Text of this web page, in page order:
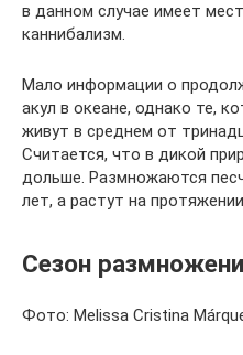
в данном случае имеет
каннибализм.
Мало информации о
акул в океане, однако те,
живут в среднем от
Считается, что в дикой
дольше. Размножаются
лет, а растут на
Сезон
Фото: Melissa Cristina